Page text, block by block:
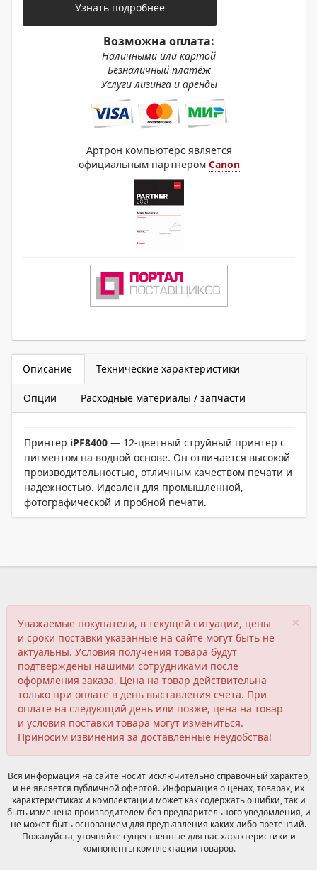
Узнать подробнее
Возможна оплата:
Наличными или картой
Безналичный платёж
Услуги лизинга и аренды
Артрон компьютерс является
официальным партнером Canon
Описание Технические характеристики
Опции Расходные материалы / запчасти
Принтер iPF8400 — 12-цветный струйный принтер с
пигментом на водной основе. Он отличается высокой
производительностью, отличным качеством печати и
надежностью. Идеален для промышленной,
фотографической и пробной печати.
×
Уважаемые покупатели, в текущей ситуации, цены
и сроки поставки указанные на сайте могут быть не
актуальны. Условия получения товара будут
подтверждены нашими сотрудниками после
оформления заказа. Цена на товар действительна
только при оплате в день выставления счета. При
оплате на следующий день или позже, цена на товар
и условия поставки товара могут измениться.
Приносим извинения за доставленные неудобства!
Вся информация на сайте носит исключительно справочный характер,
и не является публичной офертой. Информация о ценах, товарах, их
характеристиках и комплектации может как содержать ошибки, так и
быть изменена производителем без предварительного уведомления, и
не может быть основанием для предъявления каких-либо претензий.
Пожалуйста, уточняйте существенные для вас характеристики и
компоненты комплектации товаров.